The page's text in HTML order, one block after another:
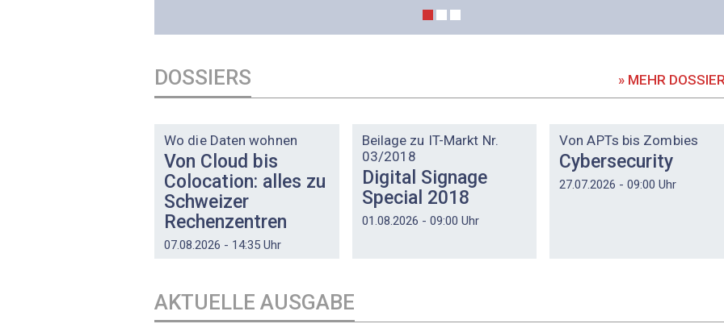
DOSSIERS » MEHR
Wo die Daten wohnen
Von Cloud bis
Colocation: alles zu
Schweizer
Rechenzentren
07.08.2026 - 14:35 Uhr
Beilage zu IT-Markt Nr.
03/2018
Digital Signage
Special 2018
01.08.2026 - 09:00 Uhr
Von APTs bis Zombies
Cybersecurity
27.07.2026 - 09:00 Uhr
AKTUELLE AUSGABE